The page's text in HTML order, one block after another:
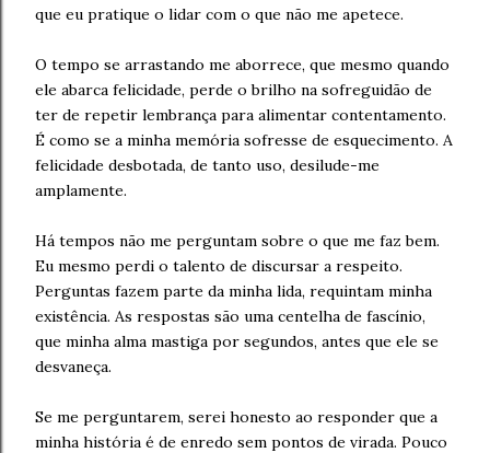
que eu pratique o lidar com o que não me apetece.
O tempo se arrastando me aborrece, que mesmo quando
ele abarca felicidade, perde o brilho na sofreguidão de
ter de repetir lembrança para alimentar contentamento.
É como se a minha memória sofresse de esquecimento. A
felicidade desbotada, de tanto uso, desilude-me
amplamente.
Há tempos não me perguntam sobre o que me faz bem.
Eu mesmo perdi o talento de discursar a respeito.
Perguntas fazem parte da minha lida, requintam minha
existência. As respostas são uma centelha de fascínio,
que minha alma mastiga por segundos, antes que ele se
desvaneça.
Se me perguntarem, serei honesto ao responder que a
minha história é de enredo sem pontos de virada. Pouco